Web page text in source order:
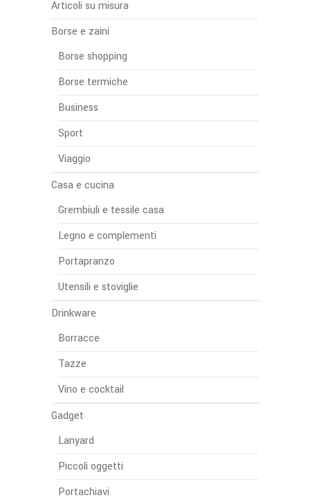
Articoli su misura
Borse e zaini
Borse shopping
Borse termiche
Business
Sport
Viaggio
Casa e cucina
Grembiuli e tessile casa
Legno e complementi
Portapranzo
Utensili e stoviglie
Drinkware
Borracce
Tazze
Vino e cocktail
Gadget
Lanyard
Piccoli oggetti
Portachiavi